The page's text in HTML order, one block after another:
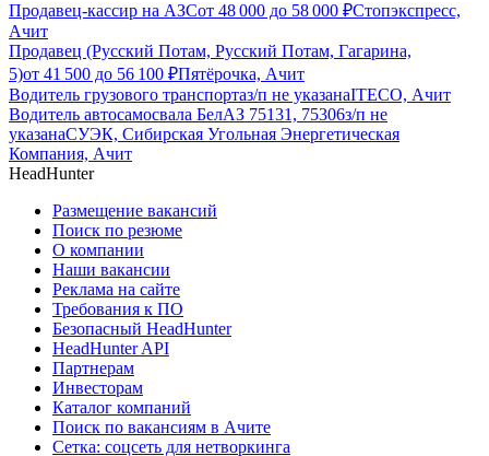
Продавец-кассир на АЗСот 48 000 до 58 000 ₽Стопэкспресс,
Ачит
Продавец (Русский Потам, Русский Потам, Гагарина,
5)от 41 500 до 56 100 ₽Пятёрочка, Ачит
Водитель грузового транспортаз/п не указанаITECO, Ачит
Водитель автосамосвала БелАЗ 75131, 75306з/п не
указанаСУЭК, Сибирская Угольная Энергетическая
Компания, Ачит
HeadHunter
Размещение вакансий
Поиск по резюме
О компании
Наши вакансии
Реклама на сайте
Требования к ПО
Безопасный HeadHunter
HeadHunter API
Партнерам
Инвесторам
Каталог компаний
Поиск по вакансиям в Ачите
Сетка: соцсеть для нетворкинга